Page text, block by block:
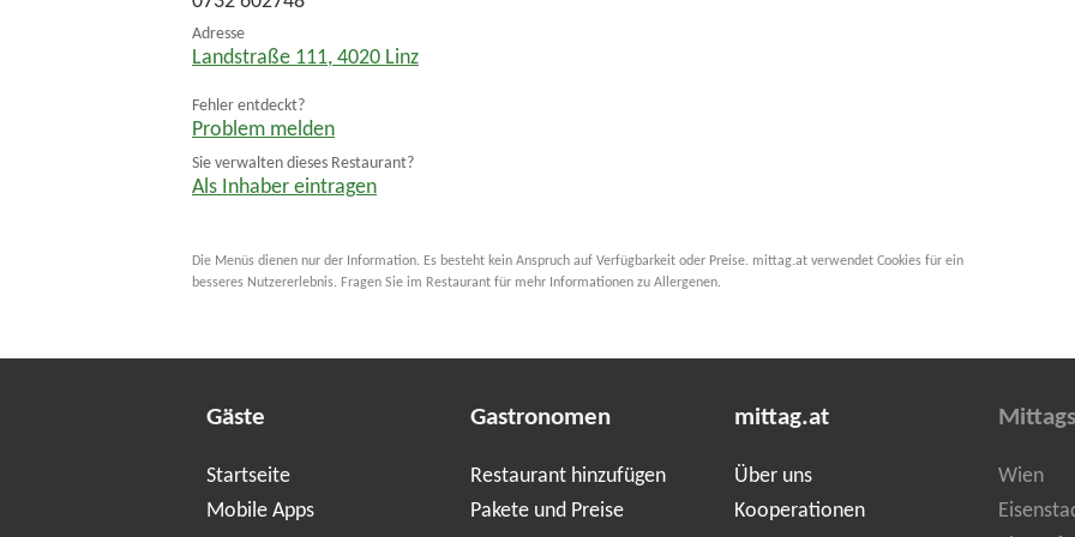
Adresse
Landstraße 111, 4020 Linz
Fehler entdeckt?
Problem melden
Sie verwalten dieses Restaurant?
Als Inhaber eintragen
Die Menüs dienen nur der Information. Es besteht kein Anspruch auf Verfügbarkeit oder Preise. mittag.at verwendet Cookies für ein
besseres Nutzererlebnis. Fragen Sie im Restaurant für mehr Informationen zu Allergenen.
Gäste
Startseite
Mobile Apps
Gastronomen
Restaurant hinzufügen
Pakete und Preise
mittag.at
Über uns
Kooperationen
Wien